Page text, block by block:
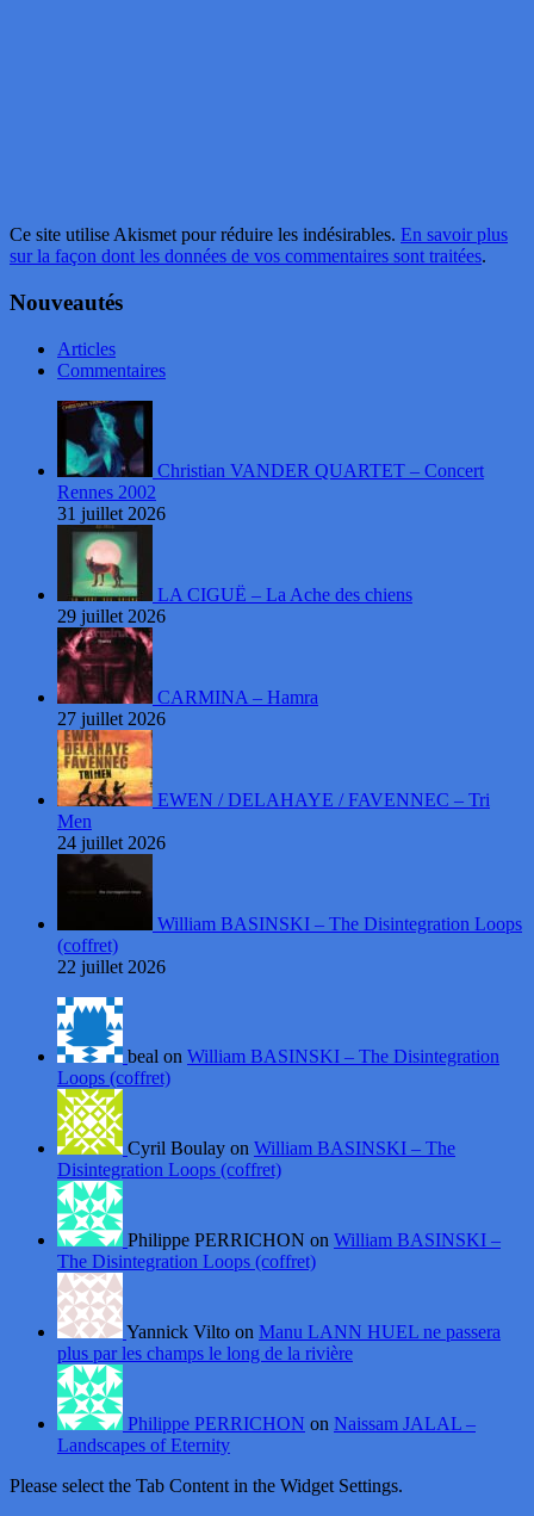
Ce site utilise Akismet pour réduire les indésirables. En savoir plus
sur la façon dont les données de vos commentaires sont traitées.
Nouveautés
Articles
Commentaires
Christian VANDER QUARTET – Concert
Rennes 2002
31 juillet 2026
LA CIGUË – La Ache des chiens
29 juillet 2026
CARMINA – Hamra
27 juillet 2026
EWEN / DELAHAYE / FAVENNEC – Tri
Men
24 juillet 2026
William BASINSKI – The Disintegration Loops
(coffret)
22 juillet 2026
beal on William BASINSKI – The Disintegration
Loops (coffret)
Cyril Boulay on William BASINSKI – The
Disintegration Loops (coffret)
Philippe PERRICHON on William BASINSKI –
The Disintegration Loops (coffret)
Yannick Vilto on Manu LANN HUEL ne passera
plus par les champs le long de la rivière
Philippe PERRICHON on Naissam JALAL –
Landscapes of Eternity
Please select the Tab Content in the Widget Settings.